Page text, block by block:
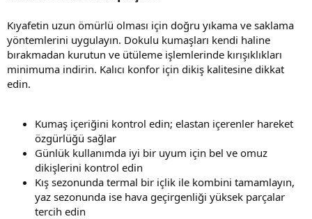
Kıyafetin uzun ömürlü olması için doğru yıkama ve saklama
yöntemlerini uygulayın. Dokulu kumaşları kendi haline
bırakmadan kurutun ve ütüleme işlemlerinde kırışıklıkları
minimuma indirin. Kalıcı konfor için dikiş kalitesine dikkat
edin.
Kumaş içeriğini kontrol edin; elastan içerenler hareket
özgürlüğü sağlar
Günlük kullanımda iyi bir uyum için bel ve omuz
dikişlerini kontrol edin
Kış sezonunda termal bir içlik ile kombini tamamlayın,
yaz sezonunda ise hava geçirgenliği yüksek parçalar
tercih edin